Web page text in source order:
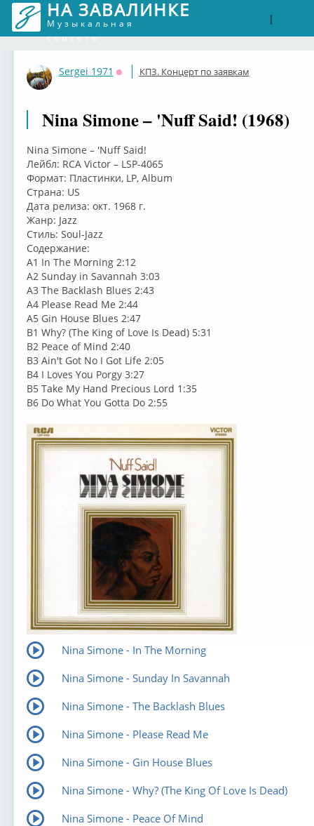
НА ЗАВАЛИНКЕ
Музыкальная
соцсеть
|
Sergei 1971
Оффлайн
КПЗ. Концерт по заявкам
Nina Simone – 'Nuff Said! (1968)
Nina Simone – 'Nuff Said!
Лейбл: RCA Victor – LSP-4065
Формат: Пластинки, LP, Album
Страна: US
Дата релиза: окт. 1968 г.
Жанр: Jazz
Стиль: Soul-Jazz
Содержание:
A1 In The Morning 2:12
A2 Sunday in Savannah 3:03
A3 The Backlash Blues 2:43
A4 Please Read Me 2:44
A5 Gin House Blues 2:47
B1 Why? (The King of Love Is Dead) 5:31
B2 Peace of Mind 2:40
B3 Ain't Got No I Got Life 2:05
B4 I Loves You Porgy 3:27
B5 Take My Hand Precious Lord 1:35
B6 Do What You Gotta Do 2:55
Nina Simone - In The Morning
Nina Simone - Sunday In Savannah
Nina Simone - The Backlash Blues
Nina Simone - Please Read Me
Nina Simone - Gin House Blues
Nina Simone - Why? (The King Of Love Is Dead)
Nina Simone - Peace Of Mind